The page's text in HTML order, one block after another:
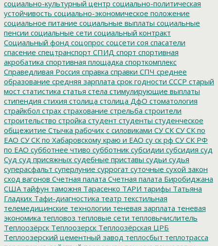
социально-культурный центр социально-политическая
устойчивость социально-экономическое положение
социальное питание социальные выплаты социальные
пенсии социальные сети социальный контракт
Социальный фонд соцопрос соцсети соя спасатели
спасение спецтранспорт СПИД спорт спортивная
акробатика спортивная площадка спорткомплекс
Справедливая Россия справка справки СПЧ среднее
образование средняя зарплата срок годности СССР старый
мост статистика статья стела стимулирующие выплаты
стипендия стихия столица столица ДфО стоматология
страйкбол страх страхование стрельба строители
строительство стройка студент студенты студенческое
общежитие Стычка рабочих с силовиками СУ СК СУ СК по
ЕАО СУ СК по Хабаровскому краю и ЕАО су ск рф СУ СК РФ
по ЕАО субботнее чтиво субботник субсидии субсидия суд
Суд суд присяжных судебные приставы судьи судья
суперасфальт суперлуние суррогат суточные сухой закон
сход вагонов Счетная палата Счетная палата Биробиджана
США тайфун таможня Тарасенко ТАРИ тарифы Татьяна
Гладких Тафи-диагностика театр текстильная
телемедицинские технологии теневая зарплата теневая
экономика тепловоз тепловые сети тепловычислитель
Теплоозёрск Теплоозерск Теплоозёрская ЦРБ
Теплоозерский цементный завод теплосбыт теплотрасса